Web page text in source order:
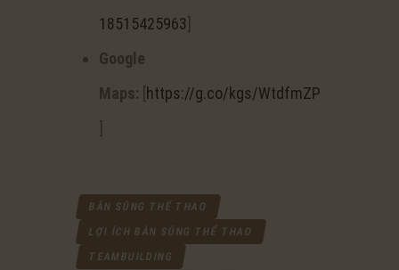
18515425963
Google
Maps: https://g.co/kgs/WtdfmZP
BẮN SÚNG THỂ THAO
LỢI ÍCH BẮN SÚNG THỂ THAO
TEAMBUILDING